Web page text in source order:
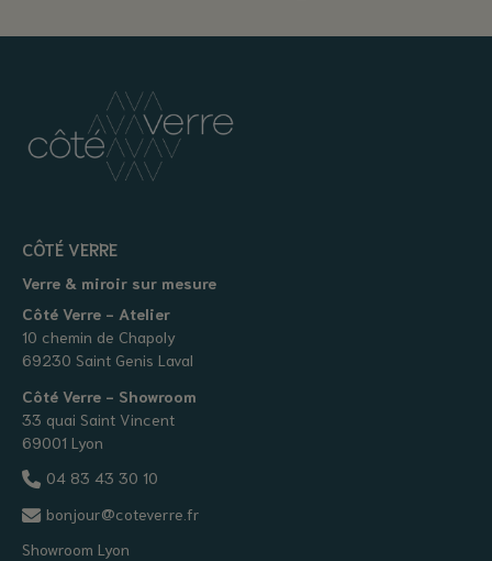
CÔTÉ VERRE
Verre & miroir sur mesure
Côté Verre - Atelier
10 chemin de Chapoly
69230 Saint Genis Laval
Côté Verre - Showroom
33 quai Saint Vincent
69001 Lyon
04 83 43 30 10
bonjour@coteverre.fr
Showroom Lyon